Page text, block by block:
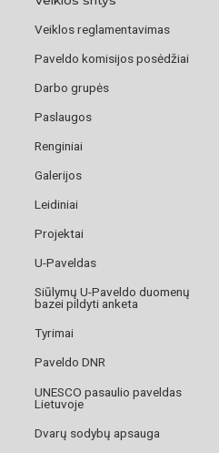
Veiklos reglamentavimas
Paveldo komisijos posėdžiai
Darbo grupės
Paslaugos
Renginiai
Galerijos
Leidiniai
Projektai
U-Paveldas
Siūlymų U-Paveldo duomenų
bazei pildyti anketa
Tyrimai
Paveldo DNR
UNESCO pasaulio paveldas
Lietuvoje
Dvarų sodybų apsauga